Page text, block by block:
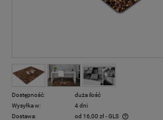
Dostępność:
duża ilość
Wysyłka w:
4 dni
Dostawa:
od 16,00 zł- GLS